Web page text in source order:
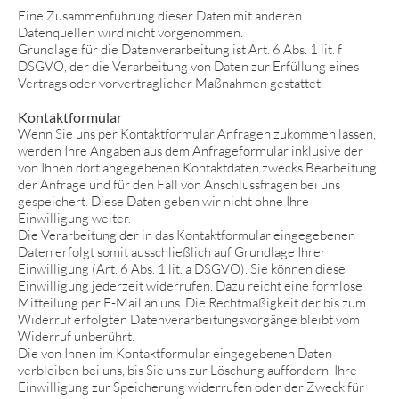
Eine Zusammenführung dieser Daten mit anderen
Datenquellen wird nicht vorgenommen.
Grundlage für die Datenverarbeitung ist Art. 6 Abs. 1 lit. f
DSGVO, der die Verarbeitung von Daten zur Erfüllung eines
Vertrags oder vorvertraglicher Maßnahmen gestattet.
Kontaktformular
Wenn Sie uns per Kontaktformular Anfragen zukommen lassen,
werden Ihre Angaben aus dem Anfrageformular inklusive der
von Ihnen dort angegebenen Kontaktdaten zwecks Bearbeitung
der Anfrage und für den Fall von Anschlussfragen bei uns
gespeichert. Diese Daten geben wir nicht ohne Ihre
Einwilligung weiter.
Die Verarbeitung der in das Kontaktformular eingegebenen
Daten erfolgt somit ausschließlich auf Grundlage Ihrer
Einwilligung (Art. 6 Abs. 1 lit. a DSGVO). Sie können diese
Einwilligung jederzeit widerrufen. Dazu reicht eine formlose
Mitteilung per E-Mail an uns. Die Rechtmäßigkeit der bis zum
Widerruf erfolgten Datenverarbeitungsvorgänge bleibt vom
Widerruf unberührt.
Die von Ihnen im Kontaktformular eingegebenen Daten
verbleiben bei uns, bis Sie uns zur Löschung auffordern, Ihre
Einwilligung zur Speicherung widerrufen oder der Zweck für